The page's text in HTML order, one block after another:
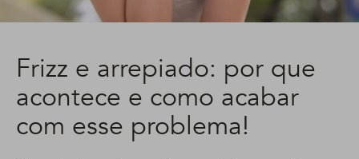
Frizz e arrepiado: por que
acontece e como acabar
com esse problema!